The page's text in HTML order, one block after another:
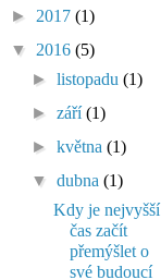
► 2017 (1)
▼ 2016 (5)
►listopadu(1)
►září(1)
►května(1)
▼dubna(1)
Kdy je nejvyšší
čas začít
přemýšlet o
své budoucí